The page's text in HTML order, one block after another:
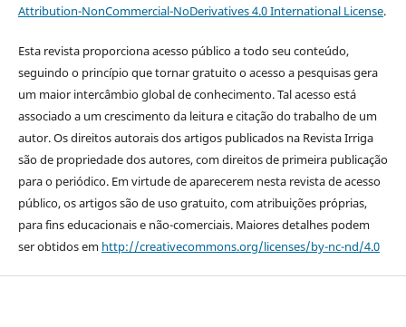
Attribution-NonCommercial-NoDerivatives 4.0 International License.
Esta revista proporciona acesso público a todo seu conteúdo,
seguindo o princípio que tornar gratuito o acesso a pesquisas gera
um maior intercâmbio global de conhecimento. Tal acesso está
associado a um crescimento da leitura e citação do trabalho de um
autor. Os direitos autorais dos artigos publicados na Revista Irriga
são de propriedade dos autores, com direitos de primeira publicação
para o periódico. Em virtude de aparecerem nesta revista de acesso
público, os artigos são de uso gratuito, com atribuições próprias,
para fins educacionais e não-comerciais. Maiores detalhes podem
ser obtidos em http://creativecommons.org/licenses/by-nc-nd/4.0